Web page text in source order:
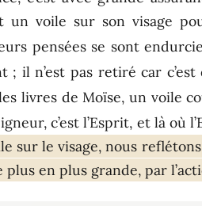
un voile sur son visage
pensées se sont
; il n’est pas retiré car
livres de Moïse, un voile
c’est l’Esprit, et là où
sur le visage, nous
plus en plus grande, par